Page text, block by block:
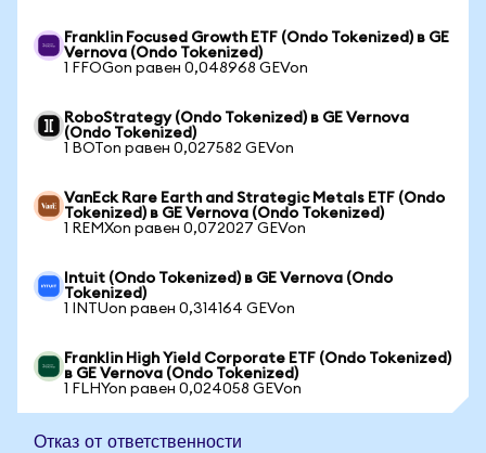
Franklin Focused Growth ETF (Ondo Tokenized) в GE
Vernova (Ondo Tokenized)
1 FFOGon равен 0,048968 GEVon
RoboStrategy (Ondo Tokenized) в GE Vernova
(Ondo Tokenized)
1 BOTon равен 0,027582 GEVon
VanEck Rare Earth and Strategic Metals ETF (Ondo
Tokenized) в GE Vernova (Ondo Tokenized)
1 REMXon равен 0,072027 GEVon
Intuit (Ondo Tokenized) в GE Vernova (Ondo
Tokenized)
1 INTUon равен 0,314164 GEVon
Franklin High Yield Corporate ETF (Ondo Tokenized)
в GE Vernova (Ondo Tokenized)
1 FLHYon равен 0,024058 GEVon
Отказ от ответственности